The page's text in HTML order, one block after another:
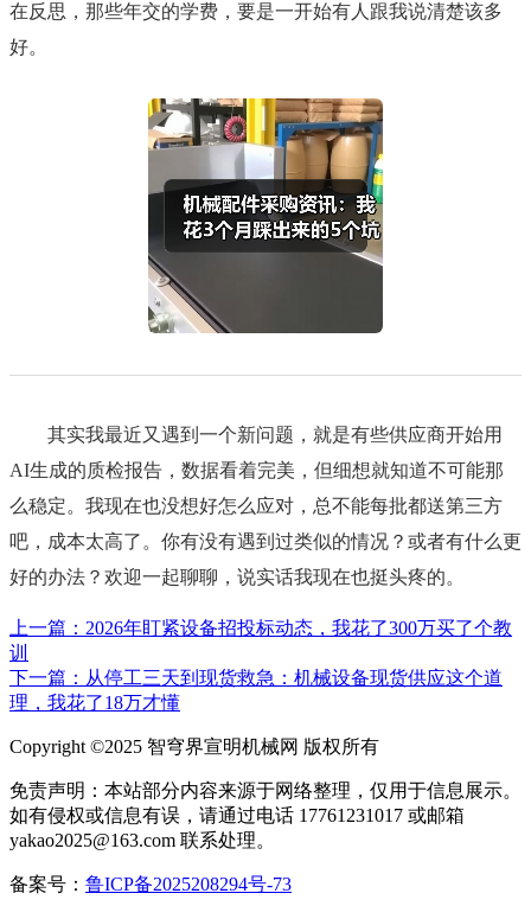
在反思，那些年交的学费，要是一开始有人跟我说清楚该多
好。
其实我最近又遇到一个新问题，就是有些供应商开始用
AI生成的质检报告，数据看着完美，但细想就知道不可能那
么稳定。我现在也没想好怎么应对，总不能每批都送第三方
吧，成本太高了。你有没有遇到过类似的情况？或者有什么更
好的办法？欢迎一起聊聊，说实话我现在也挺头疼的。
上一篇：2026年盯紧设备招投标动态，我花了300万买了个教
训
下一篇：从停工三天到现货救急：机械设备现货供应这个道
理，我花了18万才懂
Copyright ©2025 智穹界宣明机械网 版权所有
免责声明：本站部分内容来源于网络整理，仅用于信息展示。
如有侵权或信息有误，请通过电话 17761231017 或邮箱
yakao2025@163.com 联系处理。
备案号： 鲁ICP备2025208294号-73